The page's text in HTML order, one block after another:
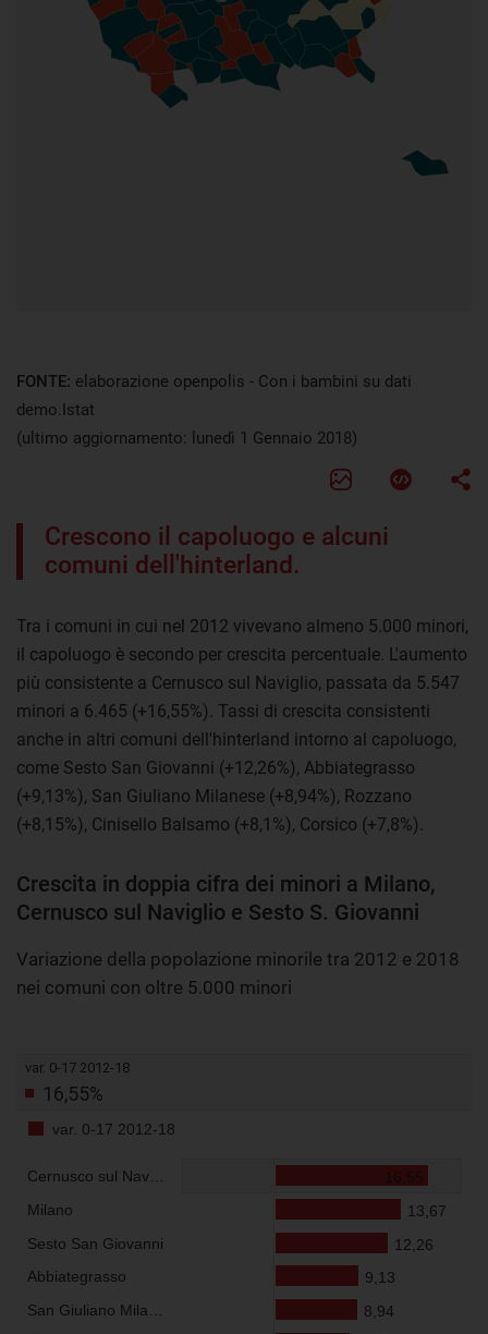
FONTE: elaborazione openpolis - Con i bambini su dati
demo.Istat
(ultimo aggiornamento: lunedì 1 Gennaio 2018)
Crescono il capoluogo e alcuni
comuni dell'hinterland.
Tra i comuni in cui nel 2012 vivevano almeno 5.000 minori,
il capoluogo è secondo per crescita percentuale. L'aumento
più consistente a Cernusco sul Naviglio, passata da 5.547
minori a 6.465 (+16,55%). Tassi di crescita consistenti
anche in altri comuni dell'hinterland intorno al capoluogo,
come Sesto San Giovanni (+12,26%), Abbiategrasso
(+9,13%), San Giuliano Milanese (+8,94%), Rozzano
(+8,15%), Cinisello Balsamo (+8,1%), Corsico (+7,8%).
Crescita in doppia cifra dei minori a Milano,
Cernusco sul Naviglio e Sesto S. Giovanni
Variazione della popolazione minorile tra 2012 e 2018
nei comuni con oltre 5.000 minori